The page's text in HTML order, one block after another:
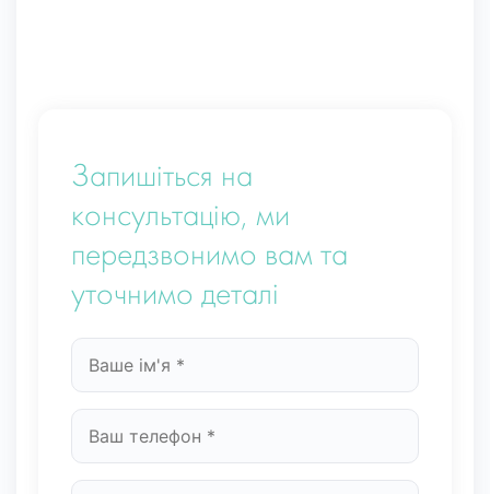
Запишіться на
консультацію, ми
передзвонимо вам та
уточнимо деталі